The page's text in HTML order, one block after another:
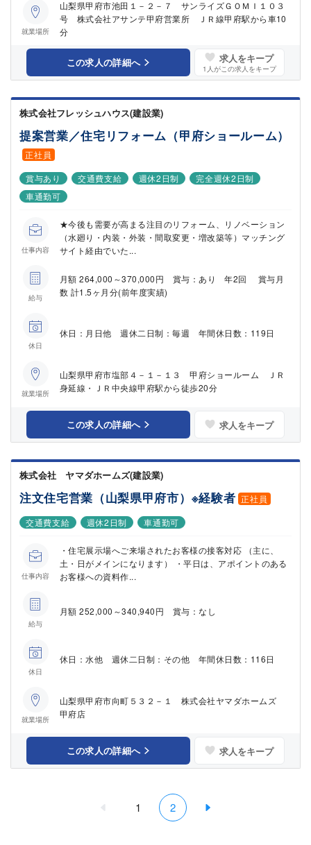
就業場所
山梨県甲府市池田１－２－７ サンライズＧＯＭＩ１０３
号 株式会社アサンテ甲府営業所 ＪＲ線甲府駅から車10
分
この求人の詳細へ 求人をキープ
1 人がこの求人をキープ
株式会社フレッシュハウス(建設業)
提案営業／住宅リフォーム（甲府ショールーム）
正社員
賞与あり
交通費支給 週休2日制
完全週休2日制
車通勤可
仕事内容
★今後も需要が高まる注目のリフォーム、リノベーション
（水廻り・内装・外装・間取変更・増改築等）マッチング
サイト経由でいた...
給与
月額 264,000～370,000円 賞与：あり 年2回 賞与月
数 計1.5ヶ月分(前年度実績)
休日
休日：月日他 週休二日制：毎週 年間休日数：119日
就業場所
山梨県甲府市塩部４－１－１３ 甲府ショールーム ＪＲ
身延線・ＪＲ中央線甲府駅から徒歩20分
この求人の詳細へ 求人をキープ
株式会社 ヤマダホームズ(建設業)
注文住宅営業（山梨県甲府市）※経験者 正社員
交通費支給
週休2日制 車通勤可
仕事内容
・住宅展示場へご来場されたお客様の接客対応 （主に、
土・日がメインになります） ・平日は、アポイントのある
お客様への資料作...
給与
月額 252,000～340,940円 賞与：なし
休日
休日：水他 週休二日制：その他 年間休日数：116日
就業場所
山梨県甲府市向町５３２－１ 株式会社ヤマダホームズ
甲府店
この求人の詳細へ 求人をキープ
1 2